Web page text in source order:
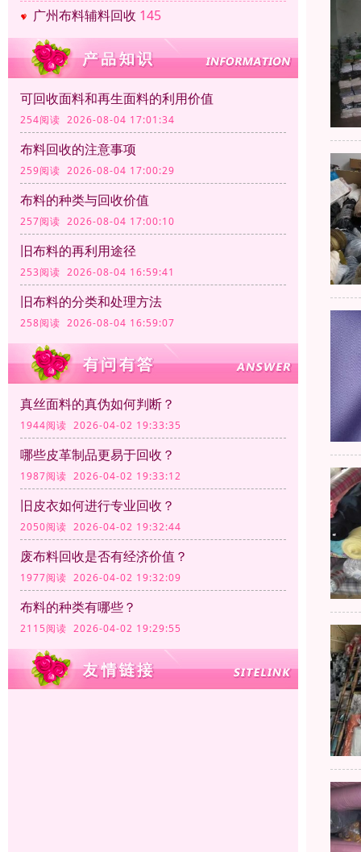
广州布料辅料回收 145
可回收面料和再生面料的利用价值
254阅读 2026-08-04 17:01:34
布料回收的注意事项
259阅读 2026-08-04 17:00:29
布料的种类与回收价值
257阅读 2026-08-04 17:00:10
旧布料的再利用途径
253阅读 2026-08-04 16:59:41
旧布料的分类和处理方法
258阅读 2026-08-04 16:59:07
真丝面料的真伪如何判断？
1944阅读 2026-04-02 19:33:35
哪些皮革制品更易于回收？
1987阅读 2026-04-02 19:33:12
旧皮衣如何进行专业回收？
2050阅读 2026-04-02 19:32:44
废布料回收是否有经济价值？
1977阅读 2026-04-02 19:32:09
布料的种类有哪些？
2115阅读 2026-04-02 19:29:55